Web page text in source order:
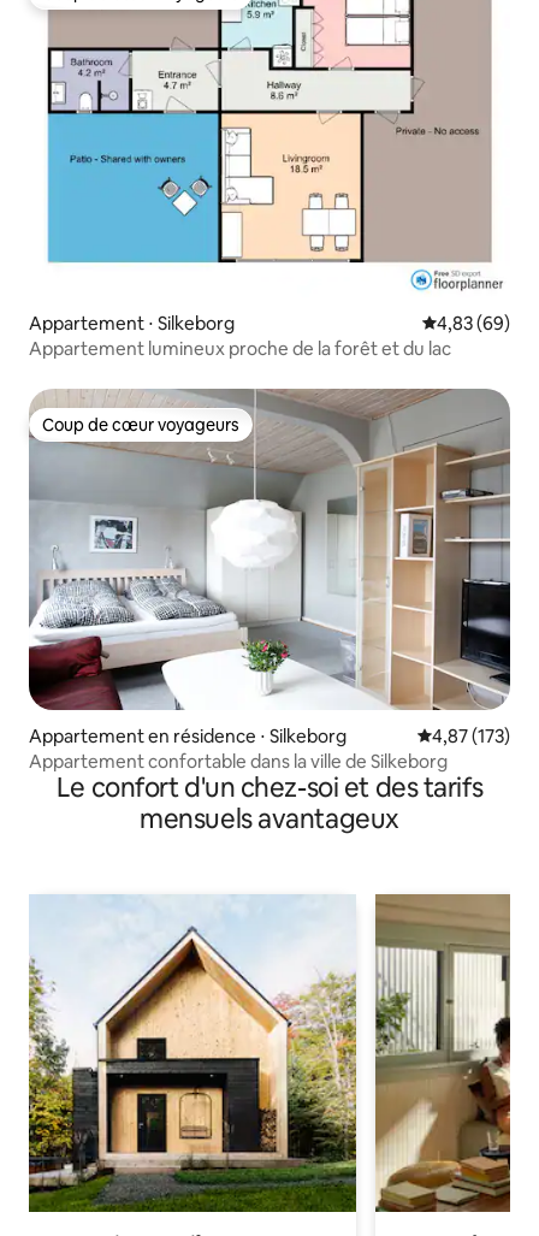
Appartement ⋅ Silkeborg Évaluation
4,83 (69)
Appartement lumineux proche de la forêt et du lac
Coup de cœur voyageurs
Coup de cœur voyageurs
Appartement en résidence ⋅ Silkeborg Évaluation
4,87 (173)
Appartement confortable dans la ville de Silkeborg
Le confort d'un chez-soi et des tarifs
mensuels avantageux